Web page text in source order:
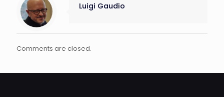
Luigi Gaudio
Comments are closed.